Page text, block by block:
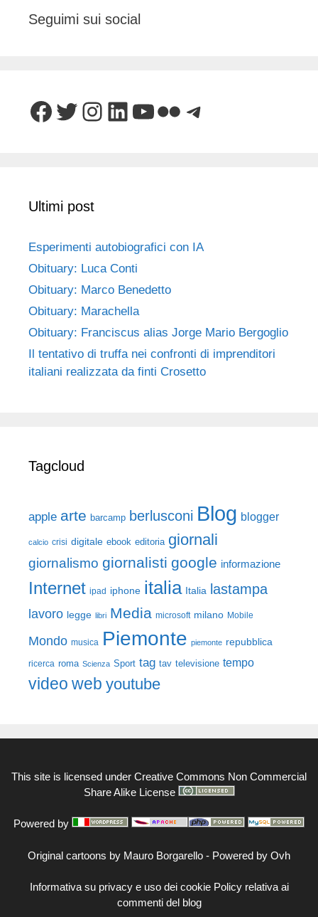
Seguimi sui social
Facebook
Twitter
Instagram
LinkedIn
YouTube
FlickrTelegram
Ultimi post
Esperimenti autobiografici con IA
Obituary: Luca Conti
Obituary: Marco Benedetto
Obituary: Marachella
Obituary: Franciscus alias Jorge Mario Bergoglio
Il tentativo di truffa nei confronti di imprenditori
italiani realizzata da finti Crosetto
Tagcloud
apple arte barcamp berlusconi Blog blogger
calcio crisi digitale ebook editoria giornali
giornalismo giornalisti google informazione
Internet ipad iphone italia Italia lastampa
lavoro legge libri Media microsoft milano Mobile
Mondo musica Piemonte piemonte repubblica
ricerca roma Scienza Sport tag tav televisione tempo
video web youtube
This site is licensed under Creative Commons Non Commercial
Share Alike License
Powered by
Original cartoons by Mauro Borgarello - Powered by Ovh
Informativa su privacy e uso dei cookie Policy relativa ai
commenti del blog